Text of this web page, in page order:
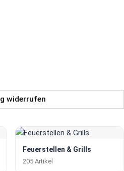
widerrufen
Feuerstellen & Grills
205 Artikel